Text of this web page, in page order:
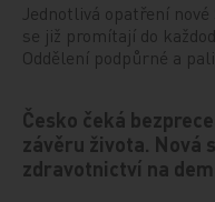
Jednotlivá opatření
se již promítají do
Oddělení podpůrné a
Česko čeká
závěru života.
zdravotnictví na